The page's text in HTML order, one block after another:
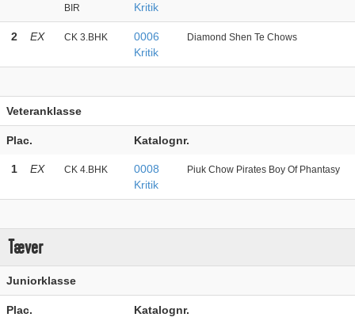
BIR
Kritik
2 EX CK 3.BHK
0006
Kritik
Diamond Shen Te Chows
Veteranklasse
Plac. Katalognr.
1 EX CK 4.BHK
0008
Kritik
Piuk Chow Pirates Boy Of Phantasy
Tæver
Juniorklasse
Plac. Katalognr.